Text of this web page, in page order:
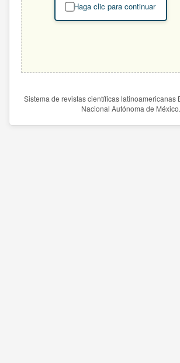
Haga clic para continuar
Sistema de revistas científicas latinoamericanas
Nacional Autónoma de México.